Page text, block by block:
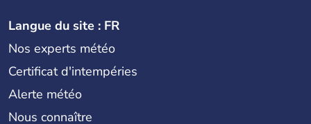
Langue du site : FR
Nos experts météo
Certificat d'intempéries
Alerte météo
Nous connaître